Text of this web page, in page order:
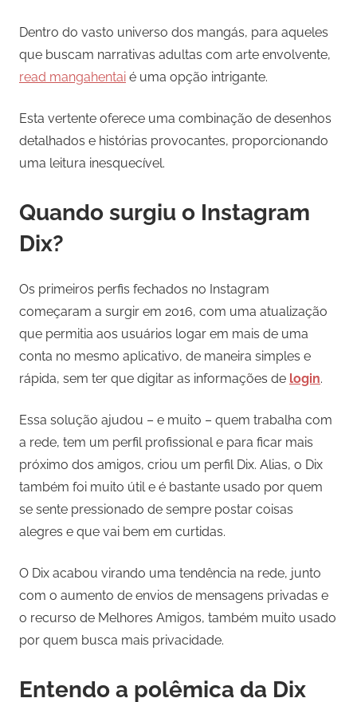
Dentro do vasto universo dos mangás, para aqueles
que buscam narrativas adultas com arte envolvente,
read mangahentai é uma opção intrigante.
Esta vertente oferece uma combinação de desenhos
detalhados e histórias provocantes, proporcionando
uma leitura inesquecível.
Quando surgiu o Instagram
Dix?
Os primeiros perfis fechados no Instagram
começaram a surgir em 2016, com uma atualização
que permitia aos usuários logar em mais de uma
conta no mesmo aplicativo, de maneira simples e
rápida, sem ter que digitar as informações de login.
Essa solução ajudou – e muito – quem trabalha com
a rede, tem um perfil profissional e para ficar mais
próximo dos amigos, criou um perfil Dix. Alias, o Dix
também foi muito útil e é bastante usado por quem
se sente pressionado de sempre postar coisas
alegres e que vai bem em curtidas.
O Dix acabou virando uma tendência na rede, junto
com o aumento de envios de mensagens privadas e
o recurso de Melhores Amigos, também muito usado
por quem busca mais privacidade.
Entendo a polêmica da Dix